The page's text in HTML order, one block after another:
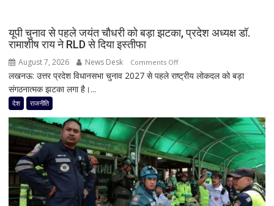
की
1947’
में
कही
दिल
की
बात
यूपी चुनाव से पहले जयंत चौधरी को बड़ा झटका, प्रदेश अध्यक्ष डॉ.
रामाशीष राय ने RLD से दिया इस्तीफा
August 7, 2026 News Desk Comments Offon
यूपी
जयंत
चौधरी
को
बड़ा
झटका,
प्रदेश
लखनऊ: उत्तर प्रदेश विधानसभा चुनाव 2027 से पहले राष्ट्रीय लोकदल को बड़ा
संगठनात्मक झटका लगा है।...
देश राजनीति